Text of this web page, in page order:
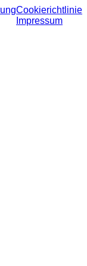
Cookierichtlinie
Impressum